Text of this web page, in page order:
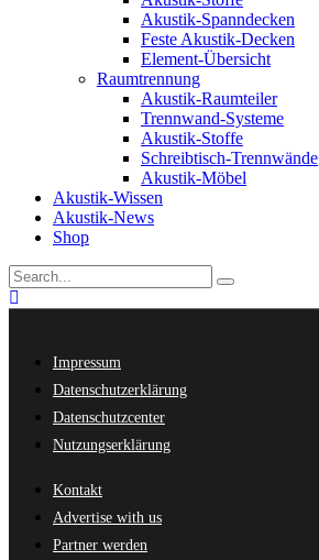
Akustik-Spanndecken
Feste Akustik-Decken
Element-Übersicht
Raumtrennung
Akustik-Raumteiler
Trennwand-Systeme
Akustik-Stoffe
Schreibtisch-Trennwände
Akustik-Möbel
Akustik-Wissen
Akustik-News
Shop
Impressum
Datenschutzerklärung
Datenschutzcenter
Nutzungserklärung
Kontakt
Advertise with us
Partner werden